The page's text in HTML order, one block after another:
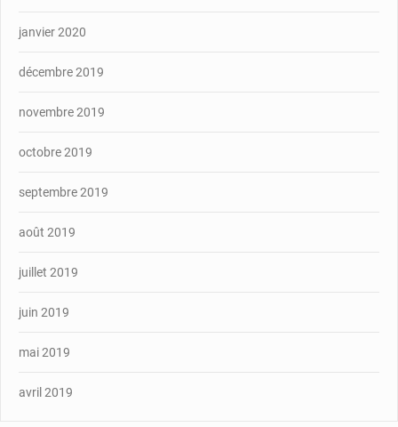
janvier 2020
décembre 2019
novembre 2019
octobre 2019
septembre 2019
août 2019
juillet 2019
juin 2019
mai 2019
avril 2019